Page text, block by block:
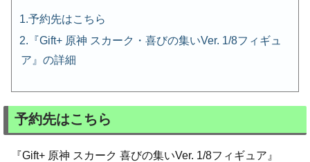
予約先はこちら
『Gift+ 原神 スカーク・喜びの集いVer. 1/8フィギュ
ア』の詳細
予約先はこちら
『Gift+ 原神 スカーク 喜びの集いVer. 1/8フィギュア』